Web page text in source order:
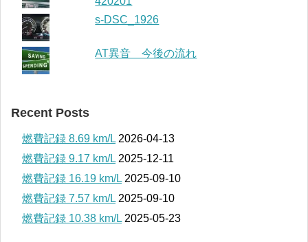
s-DSC_1926
AT異音 今後の流れ
Recent Posts
燃費記録 8.69 km/L 2026-04-13
燃費記録 9.17 km/L 2025-12-11
燃費記録 16.19 km/L 2025-09-10
燃費記録 7.57 km/L 2025-09-10
燃費記録 10.38 km/L 2025-05-23